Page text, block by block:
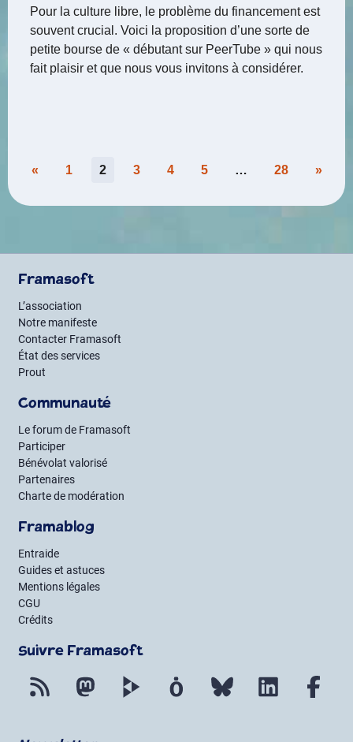
Pour la culture libre, le problème du financement est
souvent crucial. Voici la proposition d’une sorte de
petite bourse de « débutant sur PeerTube » qui nous
fait plaisir et que nous vous invitons à considérer.
Pagination
des
« 1 2 3 4 5 … 28 »
Framasoft
L’association
Notre manifeste
Contacter Framasoft
État des services
Prout
Communauté
Le forum de Framasoft
Participer
Bénévolat valorisé
Partenaires
Charte de modération
Framablog
Entraide
Guides et astuces
Mentions légales
CGU
Crédits
Suivre Framasoft
Flux RSS Mastodon PeerTube Mobilizon Bluesky LinkedIn